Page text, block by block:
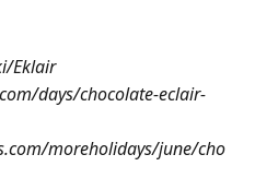
Eklair
days/chocolate-eclair-
moreholidays/june/cho